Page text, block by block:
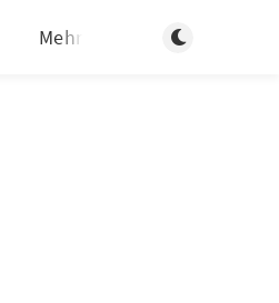
Mehr Dunklen